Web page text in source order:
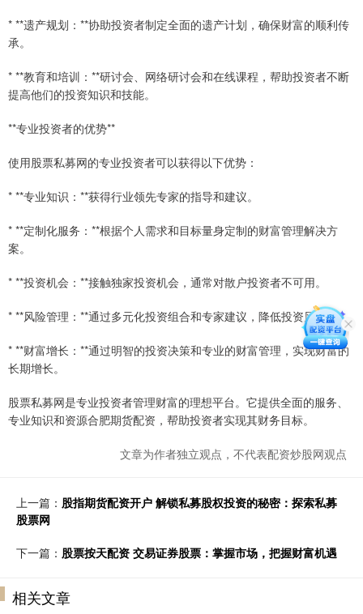
* **遗产规划：**协助投资者制定全面的遗产计划，确保财富的顺利传
承。
* **教育和培训：**研讨会、网络研讨会和在线课程，帮助投资者不断
提高他们的投资知识和技能。
**专业投资者的优势**
使用股票私募网的专业投资者可以获得以下优势：
* **专业知识：**获得行业领先专家的指导和建议。
* **定制化服务：**根据个人需求和目标量身定制的财富管理解决方
案。
* **投资机会：**接触独家投资机会，通常对散户投资者不可用。
* **风险管理：**通过多元化投资组合和专家建议，降低投资风险。
* **财富增长：**通过明智的投资决策和专业的财富管理，实现财富的
长期增长。
股票私募网是专业投资者管理财富的理想平台。它提供全面的服务、
专业知识和资源合肥期货配资，帮助投资者实现其财务目标。
文章为作者独立观点，不代表配资炒股网观点
上一篇： 股指期货配资开户 解锁私募股权投资的秘密：探索私募
股票网
下一篇： 股票按天配资 交易证券股票：掌握市场，把握财富机遇
相关文章